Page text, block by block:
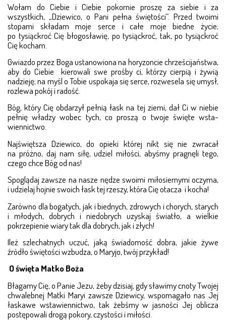
Wołam do Ciebie i Ciebie pokornie proszę za siebie i za
wszystkich, „Dziewico, o Pani pełna świętości”. Przed two­­imi
stopami składam moje serce i całe moje biedne ży­cie;
po tysiąckroć Cię błogosławię, po tysiąckroć, tak, po tysiąckroć
Cię kocham.
Gwiazdo przez Boga ustanowiona na horyzoncie chrze­ścijaństwa,
aby do Ciebie kierowali swe prośby ci, którzy cierpią i żywią
nadzieję; na myśl o Tobie u­spo­kaja się ser­ce, rozwesela się umysł,
rozlewa pokój i radość.
Bóg, który Cię obdarzył pełnią łask na tej ziemi, dał Ci w nie­bie
pełnię władzy wobec tych, co proszą o twoje świę­te wsta­
wiennictwo.
Najświętsza Dziewico, do opieki której nikt się nie zwra­­­cał
na próżno, daj nam siłę, udziel miłości, abyśmy pragnęli tego,
czego chce Bóg od nas!
Spoglądaj zawsze na nasze nędze swoimi miłosiernymi oczyma,
i udzielaj hojnie swoich łask tej rzeszy, która Cię otacza i kocha!
Zarówno dla bogatych, jak i biednych, zdrowych i cho­rych, starych
i młodych, dobrych i niedobrych uzyskaj świa­tło, a wielkie
pokrzepienie wiary tak dla dobrych, jak i złych!
Ileż szlechatnych uczuć, jaką świadomość dobra, jakie żywe
źródło świętości wzbudza, o Maryjo, twój przykład!
O święta Matko Boża
Błagamy Cię, o Panie Jezu, żeby dzisiaj, gdy sławimy cnoty Twojej
chwalebnej Matki Maryi zawsze Dziewicy, wspomagało nas Jej
łaskawe wstawiennictwo, tak żebś­my w jasności Jej oblicza
postępowali drogą pokory, czy­stości i miłości.